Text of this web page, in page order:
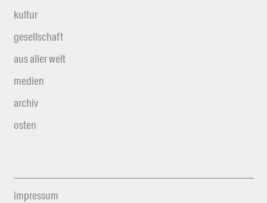
kultur
gesellschaft
aus aller welt
medien
archiv
osten
impressum